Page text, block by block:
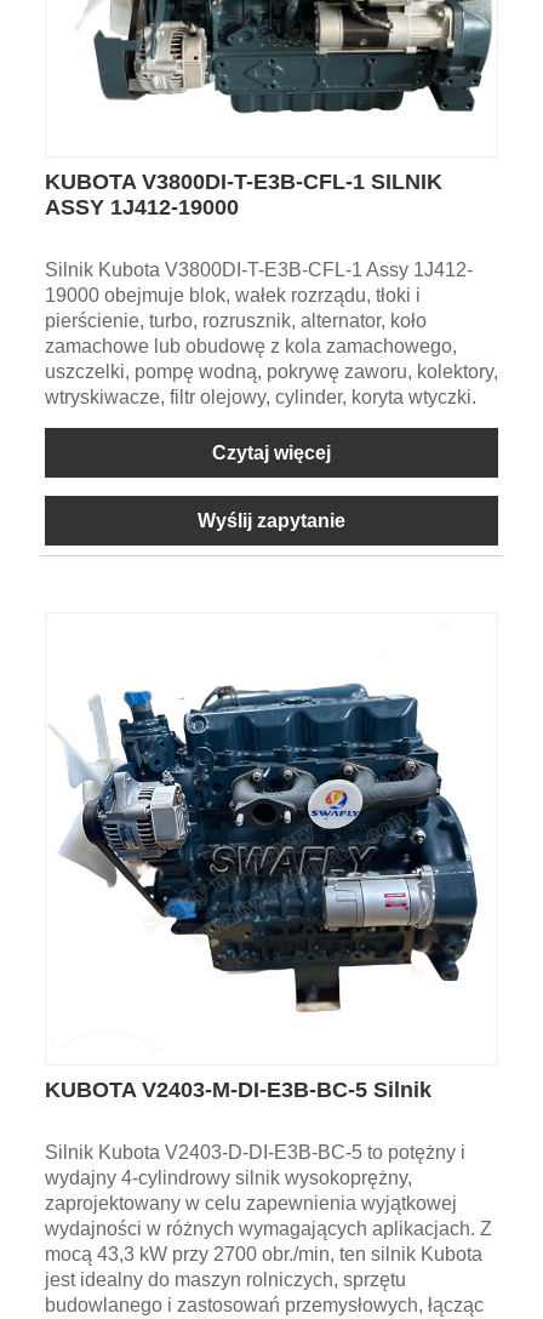
KUBOTA V3800DI-T-E3B-CFL-1 SILNIK
ASSY 1J412-19000
Silnik Kubota V3800DI-T-E3B-CFL-1 Assy 1J412-
19000 obejmuje blok, wałek rozrządu, tłoki i
pierścienie, turbo, rozrusznik, alternator, koło
zamachowe lub obudowę z kola zamachowego,
uszczelki, pompę wodną, pokrywę zaworu, kolektory,
wtryskiwacze, filtr olejowy, cylinder, koryta wtyczki.
Czytaj więcej
Wyślij zapytanie
KUBOTA V2403-M-DI-E3B-BC-5 Silnik
Silnik Kubota V2403-D-DI-E3B-BC-5 to potężny i
wydajny 4-cylindrowy silnik wysokoprężny,
zaprojektowany w celu zapewnienia wyjątkowej
wydajności w różnych wymagających aplikacjach. Z
mocą 43,3 kW przy 2700 obr./min, ten silnik Kubota
jest idealny do maszyn rolniczych, sprzętu
budowlanego i zastosowań przemysłowych, łącząc